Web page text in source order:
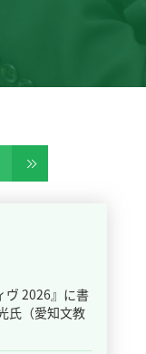
ヴ 2026』に書
氏（愛知文教